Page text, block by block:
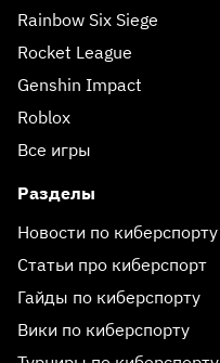
Rainbow Six Siege
Rocket League
Genshin Impact
Roblox
Все игры
Разделы
Новости по киберспорту
Статьи про киберспорт
Гайды по киберспорту
Вики по киберспорту